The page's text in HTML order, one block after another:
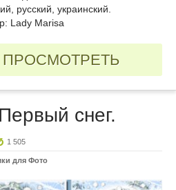
русский, украинский.
Lady Marisa
ПРОСМОТРЕТЬ
снег.
1 505
для Фото